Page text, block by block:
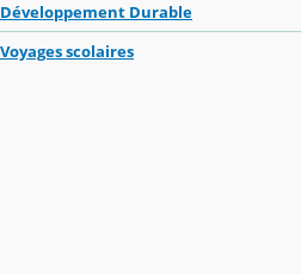
Développement Durable
Voyages scolaires